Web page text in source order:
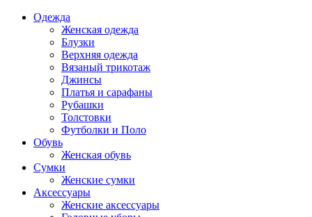
Одежда
Женская одежда
Блузки
Верхняя одежда
Вязаный трикотаж
Джинсы
Платья и сарафаны
Рубашки
Толстовки
Футболки и Поло
Обувь
Женская обувь
Сумки
Женские сумки
Аксессуары
Женские аксессуары